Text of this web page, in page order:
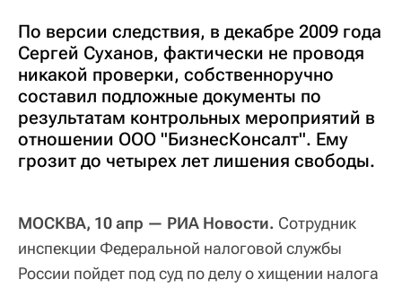
По версии следствия, в декабре 2009 года
Сергей Суханов, фактически не проводя
никакой проверки, собственноручно
составил подложные документы по
результатам контрольных мероприятий в
отношении ООО "БизнесКонсалт". Ему
грозит до четырех лет лишения свободы.
МОСКВА, 10 апр — РИА Новости. Сотрудник
инспекции Федеральной налоговой службы
России пойдет под суд по делу о хищении налога